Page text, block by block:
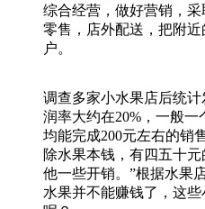
综合经营，做好营销，
零售，店外配送，把附
户。
调查多家小水果店后统
润率大约在20%，一般
均能完成200元左右的销
除水果本钱，有四五十
他一些开销。”根据水果
水果并不能赚钱了，这